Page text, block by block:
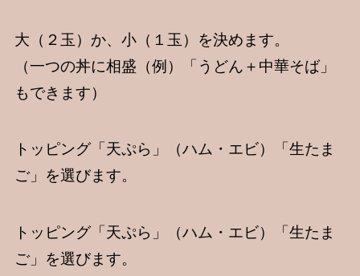
大（２玉）か、小（１玉）を決めます。
（一つの丼に相盛（例）「うどん＋中華そば」
もできます）
トッピング「天ぷら」（ハム・エビ）「生たま
ご」を選びます。
トッピング「天ぷら」（ハム・エビ）「生たま
ご」を選びます。